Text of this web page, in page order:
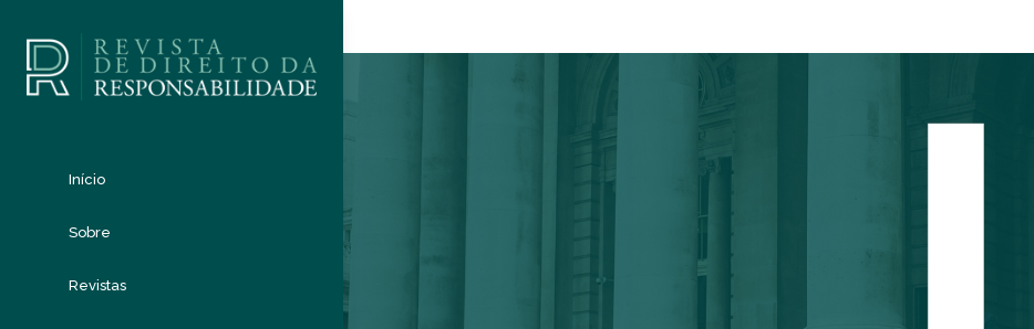
Início
Sobre
Revistas